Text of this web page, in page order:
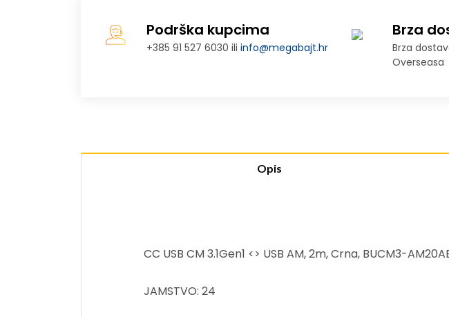
Podrška kupcima
+385 91 527 6030 iliinfo@megabajt.hr
Brza
Brza
Overseasa
Opis
CC USB CM 3.1Gen1 <> USB AM, 2m, Crna, BUCM3-
JAMSTVO: 24